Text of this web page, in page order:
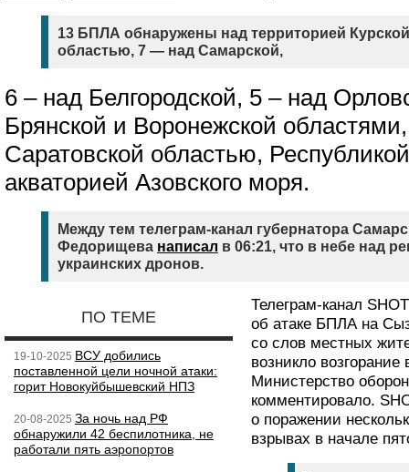
13 БПЛА обнаружены над территорией
областью, 7 — над Самарской,
6 – над Белгородской, 5 – над
Брянской и Воронежской
Саратовской областью,
акваторией Азовского моря.
Между тем телеграм-канал губернатора
Федорищева написал в 06:21, что в небе над
украинских дронов.
ПО ТЕМЕ
19-10-2025 ВСУ добились
поставленной цели ночной атаки:
горит Новокуйбышевский НПЗ
20-08-2025 За ночь над РФ
обнаружили 42 беспилотника, не
работали пять аэропортов
Телеграм-канал
об атаке БПЛА на
со слов местных
возникло
Министерство
комментировало.
о поражении
взрывах в начале